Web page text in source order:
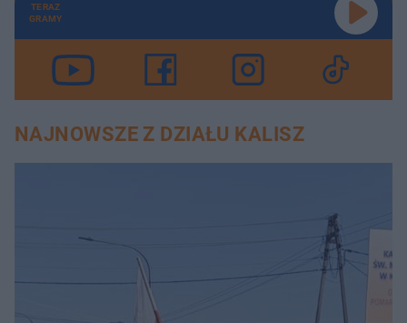
TERAZ
GRAMY
NAJNOWSZE Z DZIAŁU KALISZ